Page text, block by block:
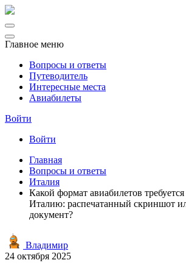
Главное меню
Вопросы и ответы
Путеводитель
Интересные места
Авиабилеты
Войти
Войти
Главная
Вопросы и ответы
Италия
Какой формат авиабилетов
Италию: распечатанный скриншот
документ?
Владимир
24 октября 2025